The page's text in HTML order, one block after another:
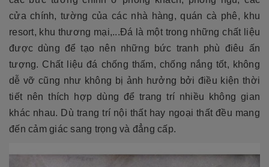
cửa chính, tường của các nhà hàng, quán cà phê, khu
resort, khu thương mại,...Đá là một trong những chất liệu
được dùng để tạo nên những bức tranh phù điêu ấn
tượng. Chất liệu đá chống thấm, chống nắng tốt, không
dễ vỡ cũng như không bị ảnh hưởng bởi điều kiện thời
tiết nên thích hợp dùng để trang trí nhiều không gian
khác nhau. Dù trang trí nội thất hay ngoại thất đều mang
đến cảm giác sang trọng và đẳng cấp.